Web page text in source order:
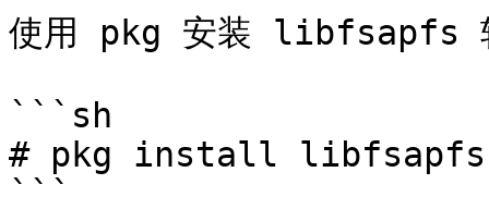
使用 pkg 安装 libfsapfs
```sh
# pkg install libfsapfs
```